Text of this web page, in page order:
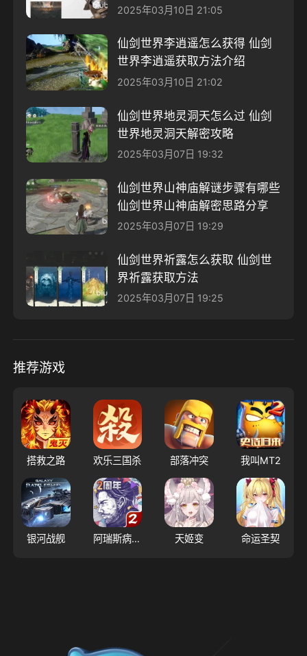
2025年03月10日 21:05
仙剑世界李逍遥怎么获得 仙剑
世界李逍遥获取方法介绍
2025年03月10日 21:02
仙剑世界地灵洞天怎么过 仙剑
世界地灵洞天解密攻略
2025年03月07日 19:32
仙剑世界山神庙解谜步骤有哪些
仙剑世界山神庙解密思路分享
2025年03月07日 19:29
仙剑世界祈露怎么获取 仙剑世
界祈露获取方法
2025年03月07日 19:25
推荐游戏
搭救之路 欢乐三国杀 部落冲突 我叫MT2
银河战舰 阿瑞斯病毒2 天姬变 命运圣契